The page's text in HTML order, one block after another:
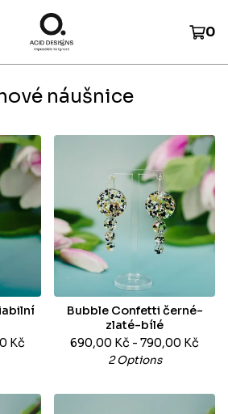
0
náušnice
Kč
Bubble Confetti černé-
zlaté-bílé
690,00 Kč - 790,00 Kč
2 Options